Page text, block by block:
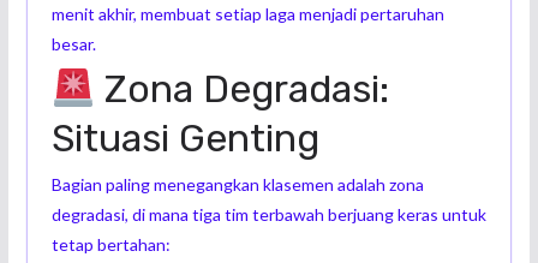
menit akhir, membuat setiap laga menjadi pertaruhan
besar.
Zona Degradasi:
Situasi Genting
Bagian paling menegangkan klasemen adalah zona
degradasi, di mana tiga tim terbawah berjuang keras untuk
tetap bertahan: